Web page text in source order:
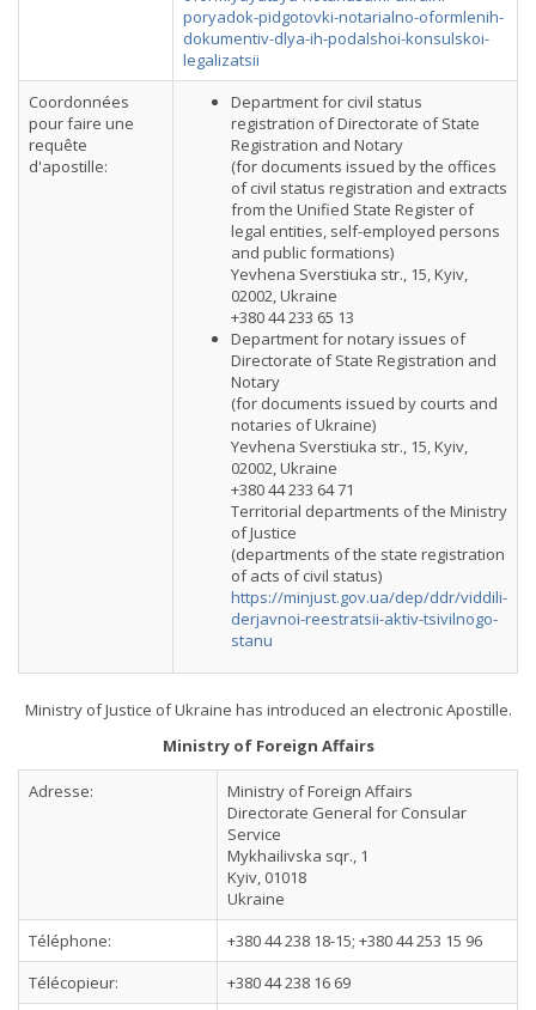
poryadok-pidgotovki-notarialno-oformlenih-
dokumentiv-dlya-ih-podalshoi-konsulskoi-
legalizatsii
Coordonnées
pour faire une
requête
d'apostille:
Department for civil status
registration of Directorate of State
Registration and Notary
(for documents issued by the offices
of civil status registration and extracts
from the Unified State Register of
legal entities, self-employed persons
and public formations)
Yevhena Sverstiuka str., 15, Kyiv,
02002, Ukraine
+380 44 233 65 13
Department for notary issues of
Directorate of State Registration and
Notary
(for documents issued by courts and
notaries of Ukraine)
Yevhena Sverstiuka str., 15, Kyiv,
02002, Ukraine
+380 44 233 64 71
Territorial departments of the Ministry
of Justice
(departments of the state registration
of acts of civil status)
https://minjust.gov.ua/dep/ddr/viddili-
derjavnoi-reestratsii-aktiv-tsivilnogo-
stanu
Ministry of Justice of Ukraine has introduced an electronic Apostille.
Ministry of Foreign Affairs
Adresse:
Ministry of Foreign Affairs
Directorate General for Consular
Service
Mykhailivska sqr., 1
Kyiv, 01018
Ukraine
Téléphone:
+380 44 238 18-15; +380 44 253 15 96
Télécopieur:
+380 44 238 16 69